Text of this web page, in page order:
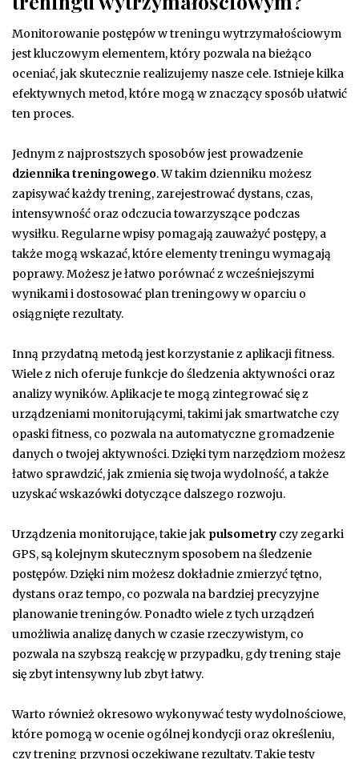
Monitorowanie postępów w treningu wytrzymałościowym
jest kluczowym elementem, który pozwala na bieżąco
oceniać, jak skutecznie realizujemy nasze cele. Istnieje kilka
efektywnych metod, które mogą w znaczący sposób ułatwić
ten proces.
Jednym z najprostszych sposobów jest prowadzenie
dziennika treningowego. W takim dzienniku możesz
zapisywać każdy trening, zarejestrować dystans, czas,
intensywność oraz odczucia towarzyszące podczas
wysiłku. Regularne wpisy pomagają zauważyć postępy, a
także mogą wskazać, które elementy treningu wymagają
poprawy. Możesz je łatwo porównać z wcześniejszymi
wynikami i dostosować plan treningowy w oparciu o
osiągnięte rezultaty.
Inną przydatną metodą jest korzystanie z aplikacji fitness.
Wiele z nich oferuje funkcje do śledzenia aktywności oraz
analizy wyników. Aplikacje te mogą zintegrować się z
urządzeniami monitorującymi, takimi jak smartwatche czy
opaski fitness, co pozwala na automatyczne gromadzenie
danych o twojej aktywności. Dzięki tym narzędziom możesz
łatwo sprawdzić, jak zmienia się twoja wydolność, a także
uzyskać wskazówki dotyczące dalszego rozwoju.
Urządzenia monitorujące, takie jak pulsometry czy zegarki
GPS, są kolejnym skutecznym sposobem na śledzenie
postępów. Dzięki nim możesz dokładnie zmierzyć tętno,
dystans oraz tempo, co pozwala na bardziej precyzyjne
planowanie treningów. Ponadto wiele z tych urządzeń
umożliwia analizę danych w czasie rzeczywistym, co
pozwala na szybszą reakcję w przypadku, gdy trening staje
się zbyt intensywny lub zbyt łatwy.
Warto również okresowo wykonywać testy wydolnościowe,
które pomogą w ocenie ogólnej kondycji oraz określeniu,
czy trening przynosi oczekiwane rezultaty. Takie testy